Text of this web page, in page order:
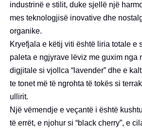
industrinë e stilit, duke sjellë një
mes teknologjisë inovative dhe
organike.
Kryefjala e këtij viti është liria totale e
paleta e ngjyrave lëviz me guxim nga
digjitale si vjollca “lavender” dhe e
te tonet më të ngrohta të tokës si
ullirit.
Një vëmendje e veçantë i është
të errët, e njohur si “black cherry”, e